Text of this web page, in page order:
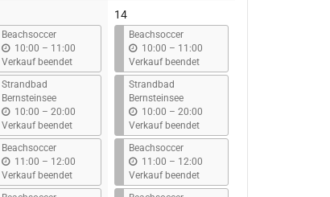
Beachsoccer
10:00 – b
i
s
11:00
Verkauf beendet
Strandbad
Bernsteinsee
10:00 – b
i
s
20:00
Verkauf beendet
Beachsoccer
11:00 – b
i
s
12:00
Verkauf beendet
14
Beachsoccer
10:00 – b
i
s
11:00
Verkauf beendet
Strandbad
Bernsteinsee
10:00 – b
i
s
20:00
Verkauf beendet
Beachsoccer
11:00 – b
i
s
12:00
Verkauf beendet